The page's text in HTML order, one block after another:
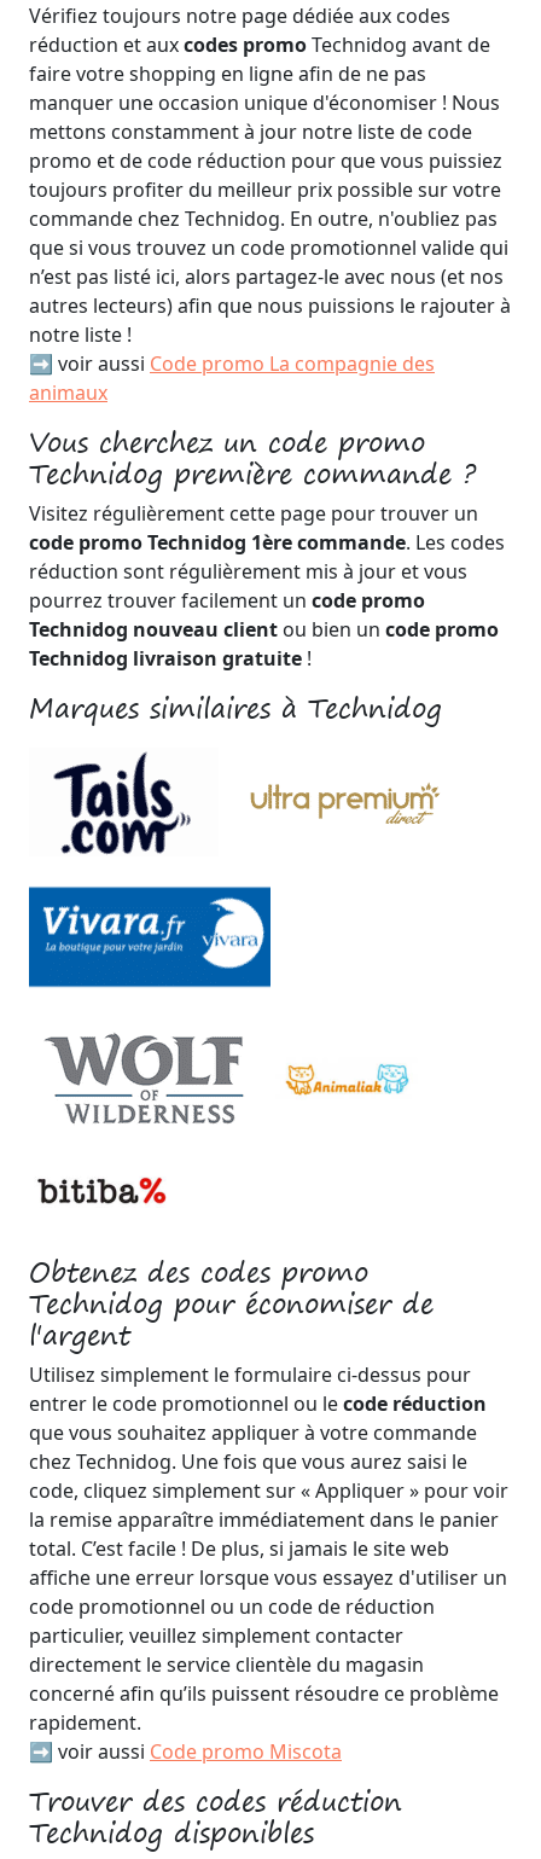
Vérifiez toujours notre page dédiée aux codes
réduction et auxcodes promoTechnidog avant de
faire votre shopping en ligne afin de ne pas
manquer une occasion unique d'économiser ! Nous
mettons constamment à jour notre liste de code
promo et de code réduction pour que vous puissiez
toujours profiter du meilleur prix possible sur votre
commande chez Technidog. En outre, n'oubliez pas
que si vous trouvez un code promotionnel valide qui
n’est pas listé ici, alors partagez-le avec nous (et nos
autres lecteurs) afin que nous puissions le rajouter à
notre liste !
➡️ voir aussi Code promo La compagnie des
animaux
Vous cherchez un code promo
Technidog première commande ?
Visitez régulièrement cette page pour trouver un
code promo Technidog 1ère commande. Les codes
réduction sont régulièrement mis à jour et vous
pourrez trouver facilement un code promo
Technidog nouveau client ou bien un code promo
Technidog livraison gratuite !
Marques similaires à Technidog
Obtenez des codes promo
Technidog pour économiser de
l'argent
Utilisez simplement le formulaire ci-dessus pour
entrer le code promotionnel ou lecode réduction
que vous souhaitez appliquer à votre commande
chez Technidog. Une fois que vous aurez saisi le
code, cliquez simplement sur « Appliquer » pour voir
la remise apparaître immédiatement dans le panier
total. C’est facile ! De plus, si jamais le site web
affiche une erreur lorsque vous essayez d'utiliser un
code promotionnel ou un code de réduction
particulier, veuillez simplement contacter
directement le service clientèle du magasin
concerné afin qu’ils puissent résoudre ce problème
rapidement.
➡️ voir aussi Code promo Miscota
Trouver des codes réduction
Technidog disponibles